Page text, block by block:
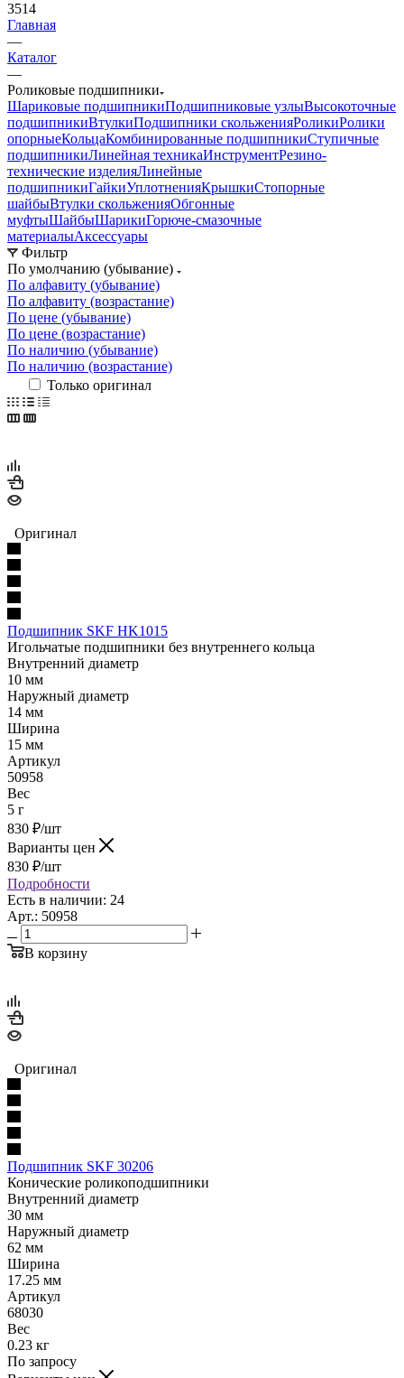
3514
Главная
—
Каталог
—
Роликовые подшипники
Шариковые подшипникиПодшипниковые узлыВысокоточные
подшипникиВтулкиПодшипники скольженияРоликиРолики
опорныеКольцаКомбинированные подшипникиСтупичные
подшипникиЛинейная техникаИнструментРезино-
технические изделияЛинейные
подшипникиГайкиУплотненияКрышкиСтопорные
шайбыВтулки скольженияОбгонные
муфтыШайбыШарикиГорюче-смазочные
материалыАксессуары
Фильтр
По умолчанию (убывание)
По алфавиту (убывание)
По алфавиту (возрастание)
По цене (убывание)
По цене (возрастание)
По наличию (убывание)
По наличию (возрастание)
Только оригинал
Оригинал
Подшипник SKF HK1015
Игольчатые подшипники без внутреннего кольца
Внутренний диаметр
10 мм
Наружный диаметр
14 мм
Ширина
15 мм
Артикул
50958
Вес
5 г
830 ₽/шт
Варианты цен
830 ₽/шт
Подробности
Есть в наличии: 24
Арт.: 50958
В корзину
Оригинал
Подшипник SKF 30206
Конические роликоподшипники
Внутренний диаметр
30 мм
Наружный диаметр
62 мм
Ширина
17.25 мм
Артикул
68030
Вес
0.23 кг
По запросу